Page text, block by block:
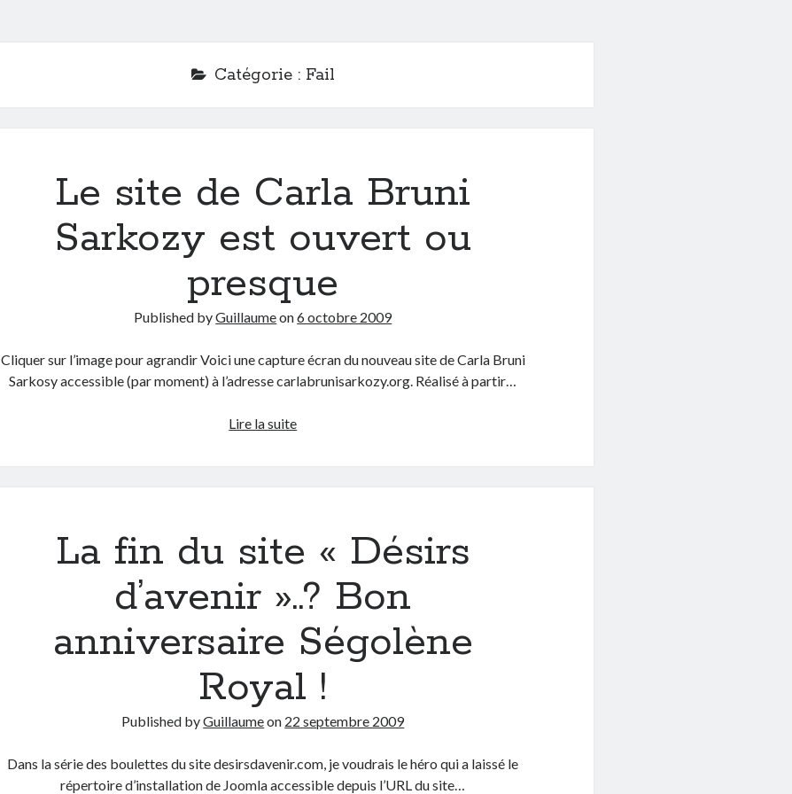
Catégorie : Fail
Le site de Carla Bruni
Sarkozy est ouvert ou
presque
Published byGuillaumeon6 octobre 2009
Cliquer sur l’image pour agrandir Voici une capture écran du nouveau site de Carla Bruni
Sarkosy accessible (par moment) à l’adresse carlabrunisarkozy.org. Réalisé à partir…
Lire la suiteLe
est
ou
presque
La fin du site « Désirs
d’avenir »..? Bon
anniversaire Ségolène
Royal !
Published byGuillaumeon 22 septembre 2009
Dans la série des boulettes du site desirsdavenir.com, je voudrais le héro qui a laissé le
répertoire d’installation de Joomla accessible depuis l’URL du site…